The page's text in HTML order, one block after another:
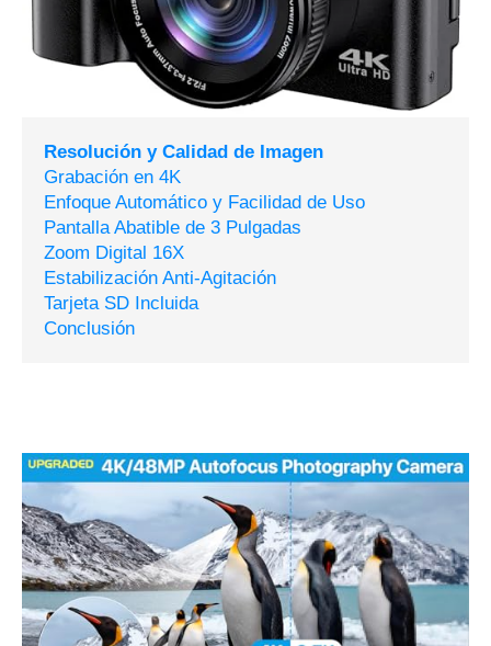
Resolución y Calidad de Imagen
Grabación en 4K
Enfoque Automático y Facilidad de Uso
Pantalla Abatible de 3 Pulgadas
Zoom Digital 16X
Estabilización Anti-Agitación
Tarjeta SD Incluida
Conclusión